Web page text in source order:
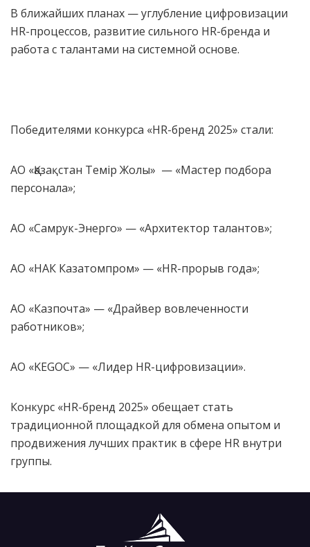
В ближайших планах — углубление цифровизации
HR-процессов, развитие сильного HR-бренда и
работа с талантами на системной основе.
Победителями конкурса «HR-бренд 2025» стали:
АО «Қазақстан Темір Жолы» — «Мастер подбора
персонала»;
АО «Самрук-Энерго» — «Архитектор талантов»;
АО «НАК Казатомпром» — «HR-прорыв года»;
АО «Казпочта» — «Драйвер вовлеченности
работников»;
АО «KEGOC» — «Лидер HR-цифровизации».
Конкурс «HR-бренд 2025» обещает стать
традиционной площадкой для обмена опытом и
продвижения лучших практик в сфере HR внутри
группы.